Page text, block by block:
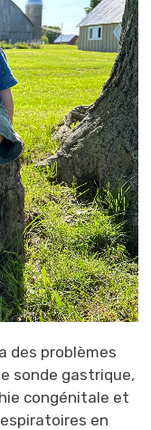
des problèmes
sonde gastrique,
congénitale et
en